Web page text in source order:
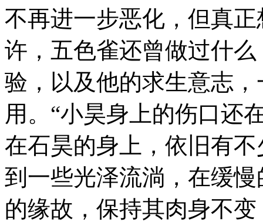
不再进一步恶化，但真
许，五色雀还曾做过什
验，以及他的求生意志
用。“小昊身上的伤口还
在石昊的身上，依旧有
到一些光泽流淌，在缓
的缘故，保持其肉身不